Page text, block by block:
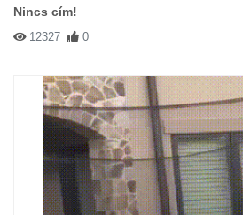
Nincs cím!
12327 0